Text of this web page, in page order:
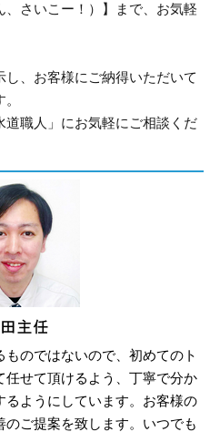
、さいこー！）】まで、お気軽
、お客様にご納得いただいて
道職人」にお気軽にご相談くだ
のではないので、初めてのト
任せて頂けるよう、丁寧で分か
るようにしています。お客様の
ご提案を致します。いつでも